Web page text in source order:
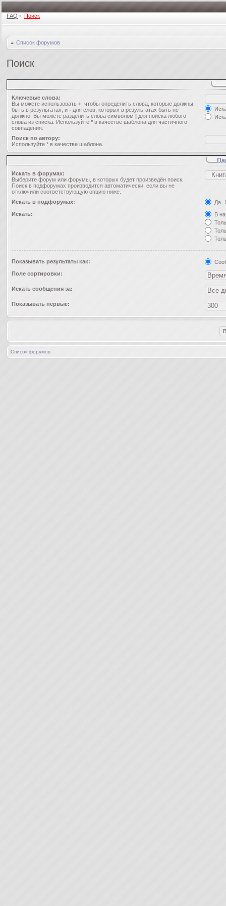
FAQ • Поиск
Список форумов
Поиск
Ключевые слова:
Вы можете использовать + , чтобы определить слова, которые должны
быть в результатах, и - для слов, которых в результатах быть не
должно. Вы можете разделить слова символом | для поиска любого
слова из списка. Используйте * в качестве шаблона для частичного
совпадения.
Поиск по автору:
Используйте * в качестве шаблона.
Искать в форумах:
Выберите форум или форумы, в которых будет произведён поиск.
Поиск в подфорумах производится автоматически, если вы не
отключили соответствующую опцию ниже.
Искать в подфорумах:
Да
Искать:
В
Показывать результаты как:
Поле сортировки:
Искать сообщения за:
Показывать первые:
Список форумов